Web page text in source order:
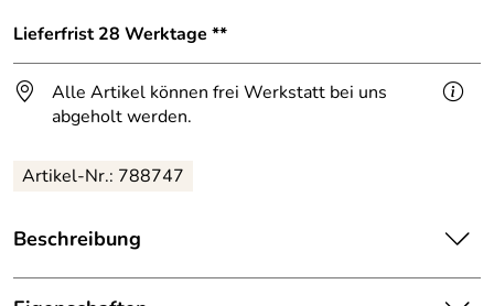
Lieferfrist 28 Werktage **
Alle Artikel können frei Werkstatt bei uns
abgeholt werden.
Artikel-Nr.: 788747
Beschreibung
Geländer aus Edelstahl und Sicherheitsglas.